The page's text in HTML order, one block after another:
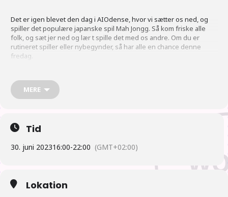
Det er igen blevet den dag i AIOdense, hvor vi sætter os ned, og
spiller det populære japanske spil Mah Jongg. Så kom friske alle
folk, og sæt jer ned og lær t spille det med os andre. Om du er
rutineret spiller eller nybegynder, så har alle en chance denne
fredag.
Plan
17:00 Der gås efter mad. og spisning ved tilbagekomst.
hvad der ellers rør sig der over.
MERE
Tid
30. juni 202316:00-22:00 (GMT+02:00)
Lokation